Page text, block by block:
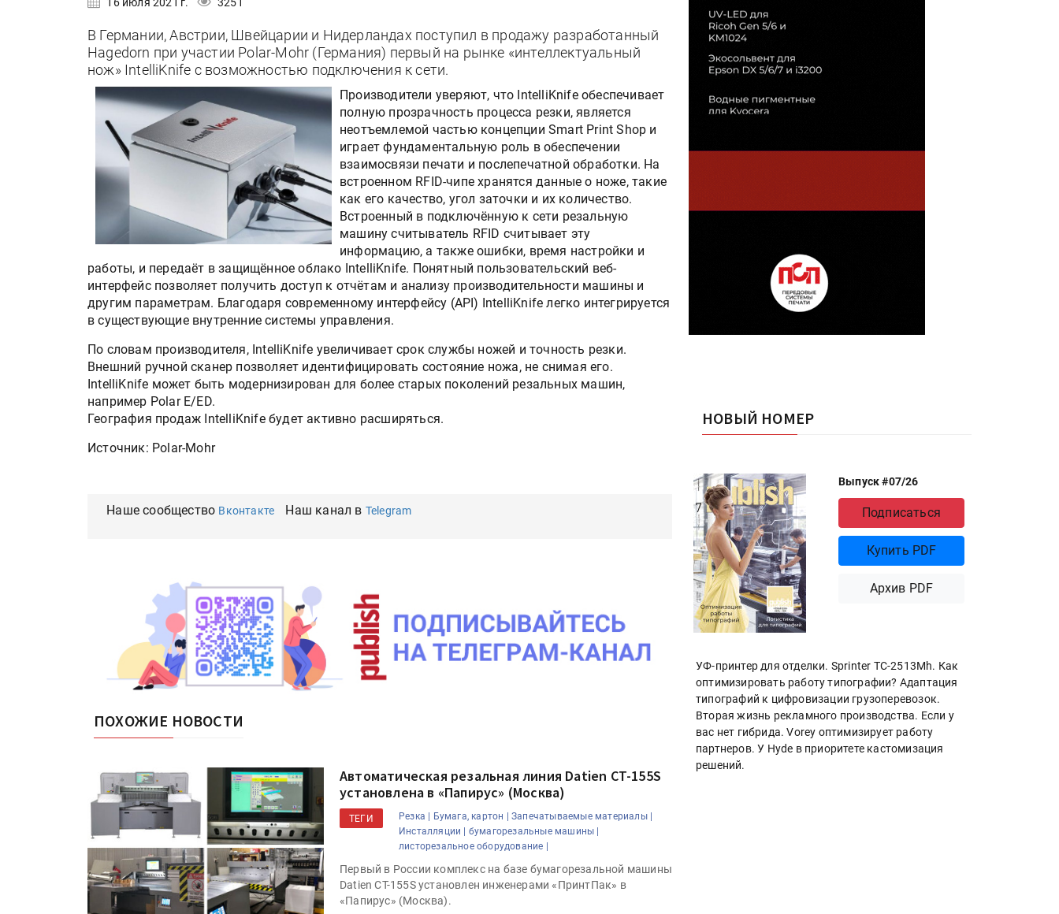
В Германии, Австрии, Швейцарии и Нидерландах поступил в продажу разработанный
Hagedorn при участии Polar-Mohr (Германия) первый на рынке «интеллектуальный
нож» IntelliKnife с возможностью подключения к сети.
Производители уверяют, что IntelliKnife обеспечивает
полную прозрачность процесса резки, является
неотъемлемой частью концепции Smart Print Shop и
играет фундаментальную роль в обеспечении
взаимосвязи печати и послепечатной обработки. На
встроенном RFID-чипе хранятся данные о ноже, такие
как его качество, угол заточки и их количество.
Встроенный в подключённую к сети резальную
машину считыватель RFID считывает эту
информацию, а также ошибки, время настройки и
работы, и передаёт в защищённое облако IntelliKnife. Понятный пользовательский веб-
интерфейс позволяет получить доступ к отчётам и анализу производительности машины и
другим параметрам. Благодаря современному интерфейсу (API) IntelliKnife легко интегрируется
в существующие внутренние системы управления.
По словам производителя, IntelliKnife увеличивает срок службы ножей и точность резки.
Внешний ручной сканер позволяет идентифицировать состояние ножа, не снимая его.
IntelliKnife может быть модернизирован для более старых поколений резальных машин,
например Polar E/ED.
География продаж IntelliKnife будет активно расширяться.
Источник: Polar-Mohr
Наше сообщество Вконтакте Наш канал в Telegram
ПОХОЖИЕ НОВОСТИ
Автоматическая резальная линия Datien CT-155S
установлена в «Папирус» (Москва)
ТЕГИ Резка | Бумага, картон |
Запечатываемые материалы |
Инсталляции |
бумагорезальные машины |
листорезальное оборудование |
Первый в России комплекс на базе бумагорезальной машины
Datien CT-155S установлен инженерами «ПринтПак» в
«Папирус» (Москва).
НОВЫЙ НОМЕР
Выпуск #07/26
Подписаться
Купить PDF
Архив PDF
УФ-принтер для отделки. Sprinter ТС-2513Mh. Как
оптимизировать работу типографии? Адаптация
типографий к цифровизации грузоперевозок.
Вторая жизнь рекламного производства. Если у
вас нет гибрида. Vorey оптимизирует работу
партнеров. У Hyde в приоритете кастомизация
решений.